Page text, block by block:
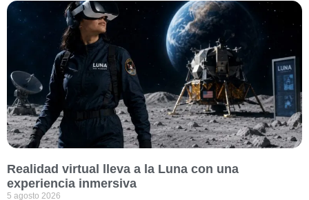
Realidad virtual lleva a la Luna con una
experiencia inmersiva
5 agosto 2026